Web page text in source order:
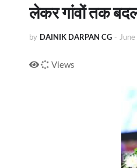
लेकर गांवों तक
by DAINIK DARPAN CG -
Views